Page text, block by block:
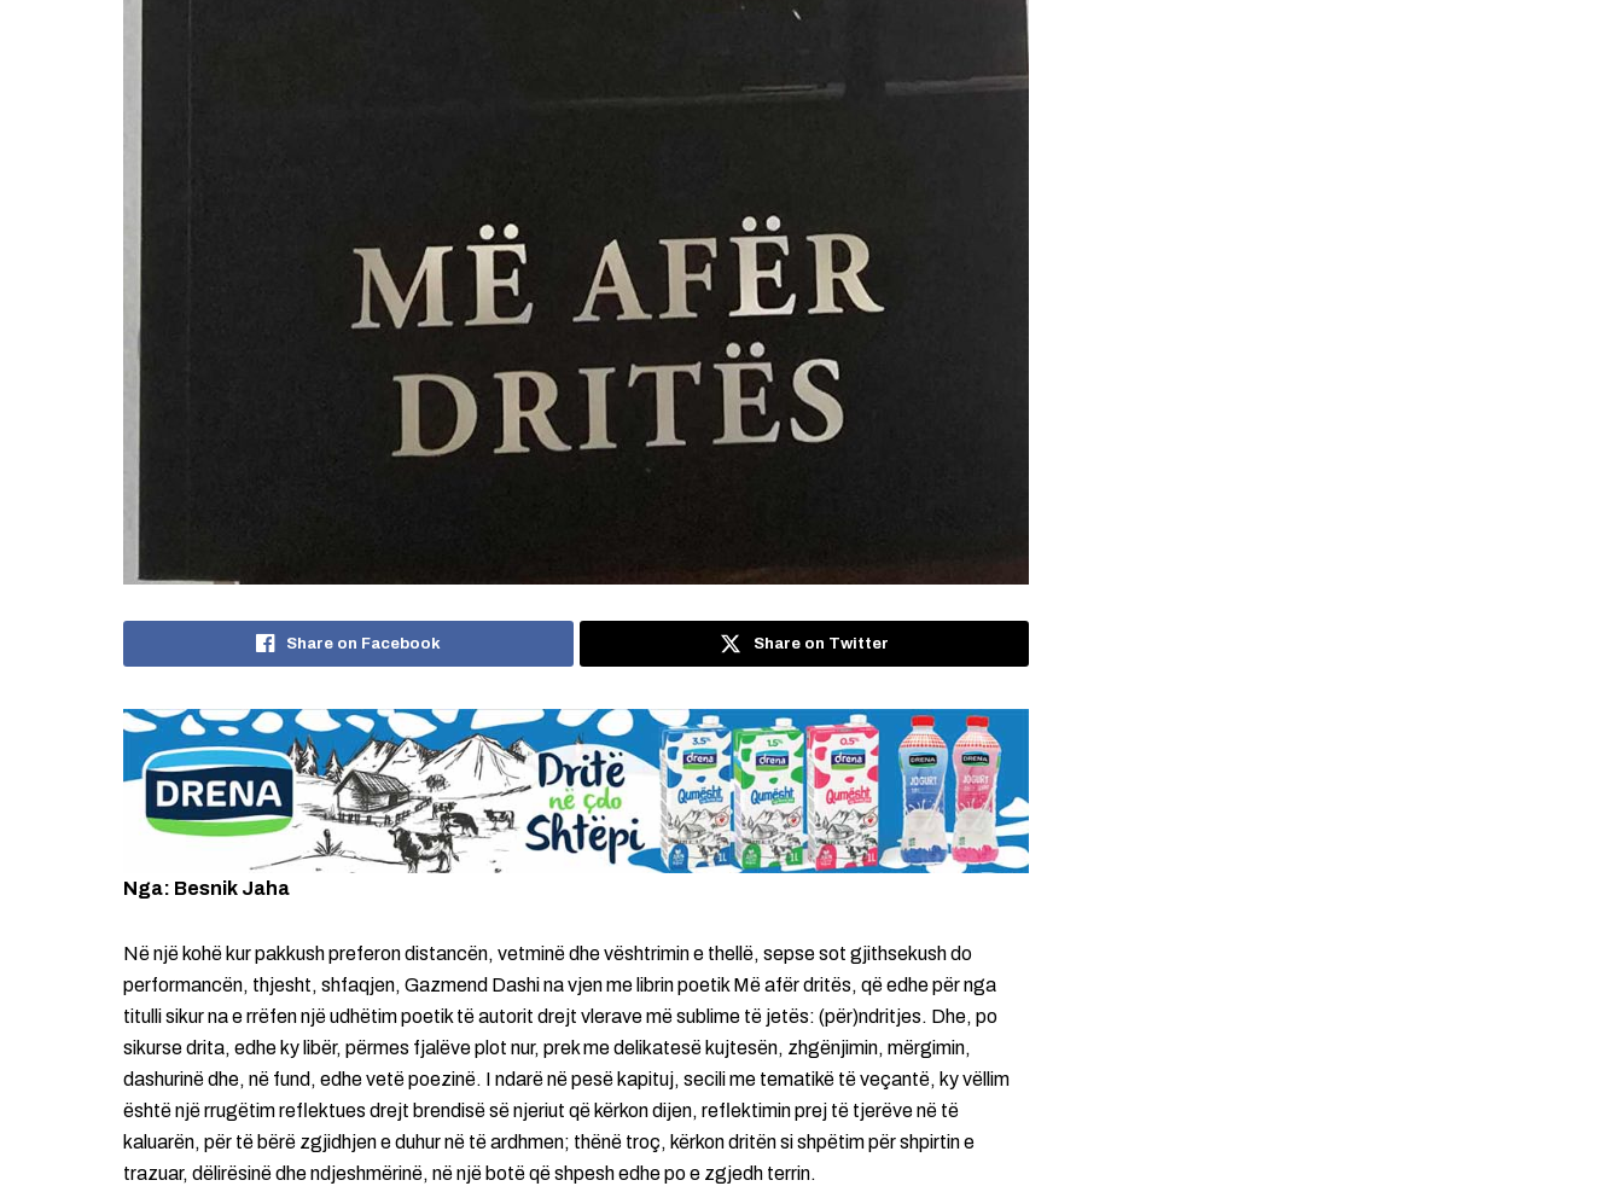
Share on Facebook Share on Twitter
Nga: Besnik Jaha
Në një kohë kur pakkush preferon distancën, vetminë dhe vështrimin e thellë, sepse sot gjithsekush do
performancën, thjesht, shfaqjen, Gazmend Dashi na vjen me librin poetik Më afër dritës, që edhe për nga
titulli sikur na e rrëfen një udhëtim poetik të autorit drejt vlerave më sublime të jetës: (për)ndritjes. Dhe, po
sikurse drita, edhe ky libër, përmes fjalëve plot nur, prek me delikatesë kujtesën, zhgënjimin, mërgimin,
dashurinë dhe, në fund, edhe vetë poezinë. I ndarë në pesë kapituj, secili me tematikë të veçantë, ky vëllim
është një rrugëtim reflektues drejt brendisë së njeriut që kërkon dijen, reflektimin prej të tjerëve në të
kaluarën, për të bërë zgjidhjen e duhur në të ardhmen; thënë troç, kërkon dritën si shpëtim për shpirtin e
trazuar, dëlirësinë dhe ndjeshmërinë, në një botë që shpesh edhe po e zgjedh terrin.